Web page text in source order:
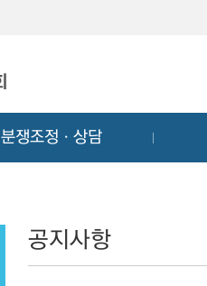
분쟁조정ㆍ상담
공지사항